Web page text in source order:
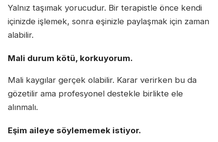
Yalnız taşımak yorucudur. Bir terapistle önce kendi
içinizde işlemek, sonra eşinizle paylaşmak için zaman
alabilir.
Mali durum kötü, korkuyorum.
Mali kaygılar gerçek olabilir. Karar verirken bu da
gözetilir ama profesyonel destekle birlikte ele
alınmalı.
Eşim aileye söylememek istiyor.